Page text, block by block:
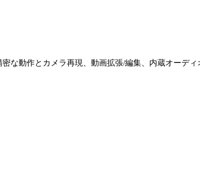
密な動作とカメラ再現、動画拡張/編集、内蔵オーディ